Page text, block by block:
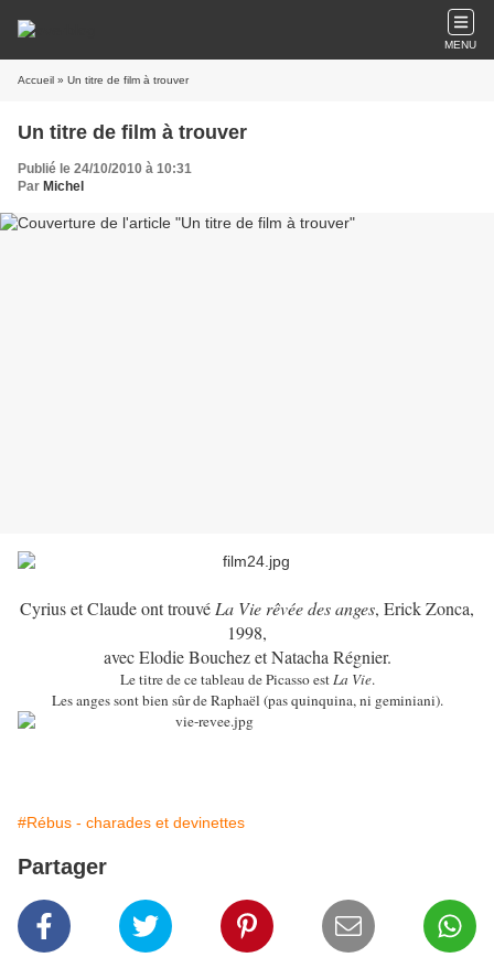
MENU
Accueil » Un titre de film à trouver
Un titre de film à trouver
Publié le 24/10/2010 à 10:31
Par Michel
Cyrius et Claude ont trouvé La Vie rêvée des anges, Erick Zonca,
1998,
avec Elodie Bouchez et Natacha Régnier.
Le titre de ce tableau de Picasso estLa Vie.
Les anges sont bien sûr de Raphaël (pas quinquina, ni geminiani).
#Rébus - charades et devinettes
Partager